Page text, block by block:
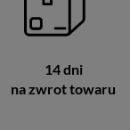
14 dni
na zwrot towaru